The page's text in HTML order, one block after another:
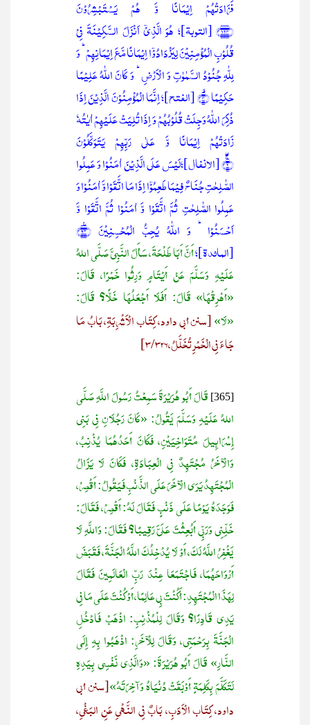
فَزَادَتۡہُمۡ اِیۡمَانًا وَّ ہُمۡ یَسۡتَبۡشِرُوۡنَ
﴿۱۲۴﴾ [التوبة]؛ ہُوَ الَّذِیۡۤ اَنۡزَلَ السَّکِیۡنَۃَ فِیۡ
قُلُوۡبِ الۡمُؤۡمِنِیۡنَ لِیَزۡدَادُوۡۤا اِیۡمَانًا مَّعَ اِیۡمَانِہِمۡ ؕ وَ
لِلّٰہِ جُنُوۡدُ السَّمٰوٰتِ وَ الۡاَرۡضِ ؕ وَ کَانَ اللّٰہُ عَلِیۡمًا
حَکِیۡمًا ۙ﴿۴﴾ [الفتح]؛ اِنَّمَا الۡمُؤۡمِنُوۡنَ الَّذِیۡنَ اِذَا
ذُکِرَ اللّٰہُ وَجِلَتۡ قُلُوۡبُہُمۡ وَ اِذَا تُلِیَتۡ عَلَیۡہِمۡ اٰیٰتُہٗ
زَادَتۡہُمۡ اِیۡمَانًا وَّ عَلٰی رَبِّہِمۡ یَتَوَکَّلُوۡنَ
ۚ﴿ۖ۲﴾ [الأنفال]؛لَیۡسَ عَلَی الَّذِیۡنَ اٰمَنُوۡا وَ عَمِلُوا
الصّٰلِحٰتِ جُنَاحٌ فِیۡمَا طَعِمُوۡۤا اِذَا مَا اتَّقَوۡا وَّ اٰمَنُوۡا وَ
عَمِلُوا الصّٰلِحٰتِ ثُمَّ اتَّقَوۡا وَّ اٰمَنُوۡا ثُمَّ اتَّقَوۡا وَّ
اَحۡسَنُوۡا ؕ وَ اللّٰہُ یُحِبُّ الۡمُحۡسِنِیۡنَ ﴿٪۹۳﴾
[المائدة]؛أَنَّ أَبَا طَلْحَةَ، سَأَلَ النَّبِيَّ صَلَّى اللهُ
عَلَيْهِ وَسَلَّمَ عَنْ أَيْتَامٍ وَرِثُوا خَمْرًا، قَالَ:
«أَهْرِقْهَا» قَالَ: أَفَلَا أَجْعَلُهَا خَلًّا؟ قَالَ:
«لَا»[سنن أبي داود، كِتَاب الْأَشْرِبَةِ، بَابُ مَا
جَاءَ فِي الْخَمْرِ تُخَلَّلُ، 3/326]
[365]
قَالَ أَبُو هُرَيْرَةَ سَمِعْتُ رَسُولَ اللَّهِ صَلَّى
اللهُ عَلَيْهِ وَسَلَّمَ يَقُولُ: «كَانَ رَجُلَانِ فِي بَنِي
إِسْرَائِيلَ مُتَوَاخِيَيْنِ، فَكَانَ أَحَدُهُمَا يُذْنِبُ،
وَالْآخَرُ مُجْتَهِدٌ فِي الْعِبَادَةِ، فَكَانَ لَا يَزَالُ
الْمُجْتَهِدُ يَرَى الْآخَرَ عَلَى الذَّنْبِ فَيَقُولُ: أَقْصِرْ،
فَوَجَدَهُ يَوْمًا عَلَى ذَنْبٍ فَقَالَ لَهُ: أَقْصِرْ، فَقَالَ:
خَلِّنِي وَرَبِّي أَبُعِثْتَ عَلَيَّ رَقِيبًا؟ فَقَالَ: وَاللَّهِ لَا
يَغْفِرُ اللَّهُ لَكَ، أَوْ لَا يُدْخِلُكَ اللَّهُ الْجَنَّةَ، فَقَبَضَ
أَرْوَاحَهُمَا، فَاجْتَمَعَا عِنْدَ رَبِّ الْعَالَمِينَ فَقَالَ
لِهَذَا الْمُجْتَهِدِ: أَكُنْتَ بِي عَالِمًا، أَوْ كُنْتَ عَلَى مَا فِي
يَدِي قَادِرًا؟ وَقَالَ لِلْمُذْنِبِ: اذْهَبْ فَادْخُلِ
الْجَنَّةَ بِرَحْمَتِي، وَقَالَ لِلْآخَرِ: اذْهَبُوا بِهِ إِلَى
النَّارِ» قَالَ أَبُو هُرَيْرَةَ: «وَالَّذِي نَفْسِي بِيَدِهِ
لَتَكَلَّمَ بِكَلِمَةٍ أَوْبَقَتْ دُنْيَاهُ وَآخِرَتَهُ»[سنن أبي
داود، كِتَاب الْأَدَبِ، بَابٌ فِي النَّهْيِ عَنِ البَغْيِ،